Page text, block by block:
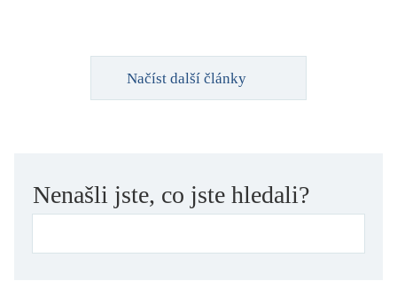
Načíst další články
Nenašli jste, co jste hledali?